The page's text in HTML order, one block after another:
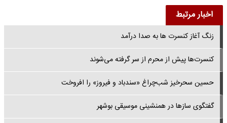
اخبار مرتبط
زنگ آغاز کنسرت ها به صدا درآمد
کنسرت‌ها پیش از محرم از سر گرفته می‌شوند
حسین سحرخیز شب‌چراغ «سندباد و فیروز» را افروخت
گفتگوی سازها در همنشینی موسیقی بوشهر